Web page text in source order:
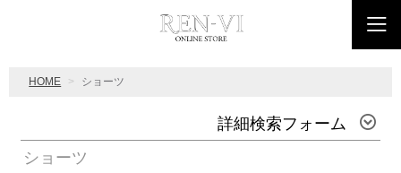
HOME ショーツ
詳細検索フォーム
ショーツ